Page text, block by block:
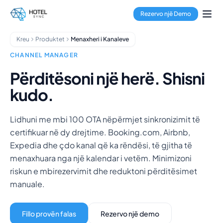
Kalo te përmbajtja kryesore
Menaxhimi i Pronave
Menaxheri i Kanaleve
Përpunimi i Pagesave
Qendra Shumëpronëshe
Aplikacioni i Pastrimit
Hotele
Hotele Kondominium
Qira Pushimesh
Menaxherë Pronash
Rreth Nesh
Integrimet
Pyetjet e shpeshta
Partneritete
HotelSync EDU
Rezervo një Demo
Kreu Produktet Menaxheri i Kanaleve
CHANNEL MANAGER
Përditësoni një herë. Shisni
kudo.
Lidhuni me mbi 100 OTA nëpërmjet sinkronizimit të
certifikuar në dy drejtime. Booking.com, Airbnb,
Expedia dhe çdo kanal që ka rëndësi, të gjitha të
menaxhuara nga një kalendar i vetëm. Minimizoni
riskun e mbirezervimit dhe reduktoni përditësimet
manuale.
Fillo provën falas Rezervo një demo